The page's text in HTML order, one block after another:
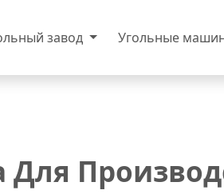
завод Угольные